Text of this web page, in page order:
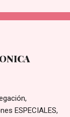
ESPECIALES,